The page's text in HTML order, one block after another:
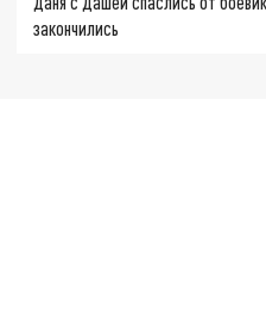
закончились